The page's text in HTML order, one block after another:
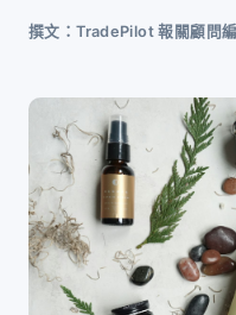
撰文：TradePilot 報關顧問